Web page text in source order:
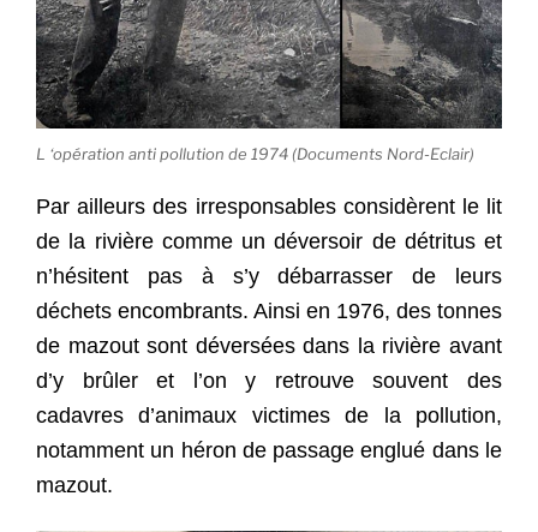
L ‘opération anti pollution de 1974 (Documents Nord-Eclair)
Par ailleurs des irresponsables considèrent le lit
de la rivière comme un déversoir de détritus et
n’hésitent pas à s’y débarrasser de leurs
déchets encombrants. Ainsi en 1976, des tonnes
de mazout sont déversées dans la rivière avant
d’y brûler et l’on y retrouve souvent des
cadavres d’animaux victimes de la pollution,
notamment un héron de passage englué dans le
mazout.